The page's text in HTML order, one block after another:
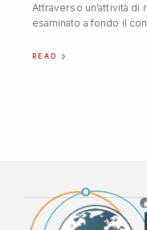
Attraverso un’attività
esaminato a fondo il
READ